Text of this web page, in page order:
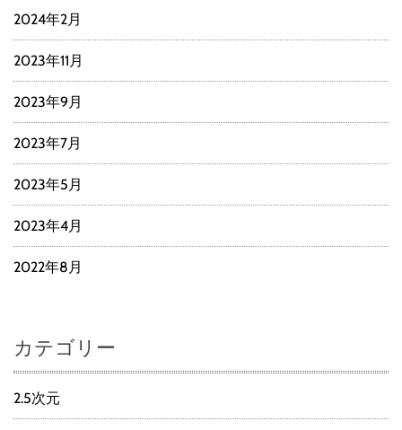
2024年2月
2023年11月
2023年9月
2023年7月
2023年5月
2023年4月
2022年8月
カテゴリー
2.5次元